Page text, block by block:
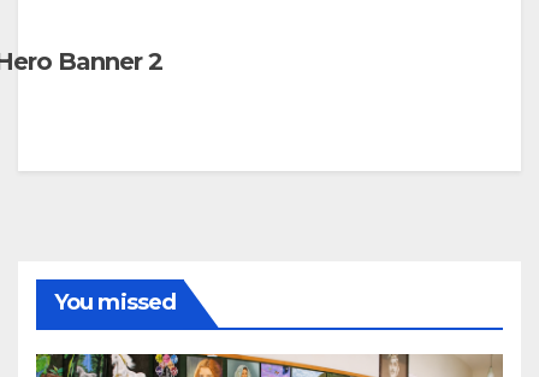
Banner 2
You missed